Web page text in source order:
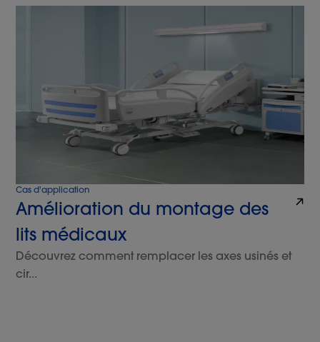
Cas d'application
Amélioration du montage des
lits médicaux
Découvrez comment remplacer les axes usinés et
cir...